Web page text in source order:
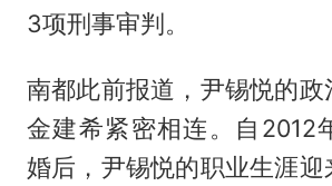
3项刑事审判。
南都此前报道，尹锡悦的政
金建希紧密相连。自2012
婚后，尹锡悦的职业生涯迎